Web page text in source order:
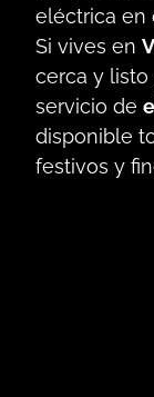
eléctrica en
Si vives en
cerca y listo
servicio de
disponible
festivos y